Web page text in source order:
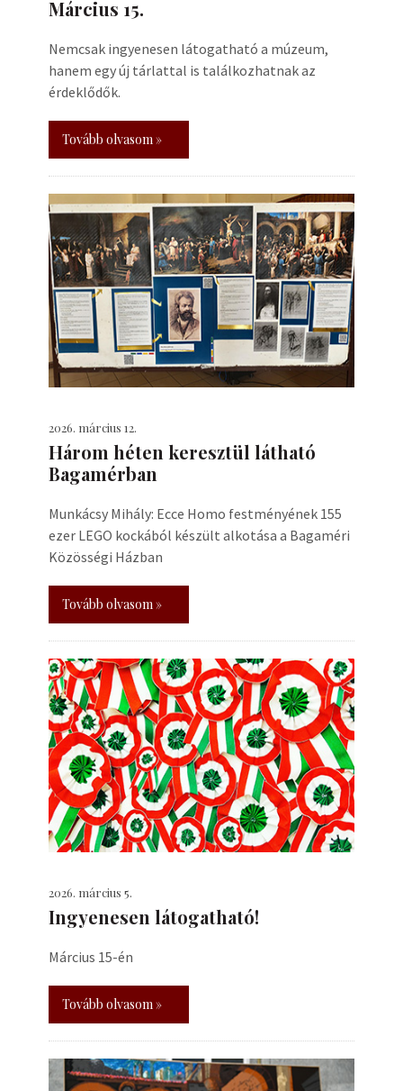
Március 15.
Nemcsak ingyenesen látogatható a múzeum,
hanem egy új tárlattal is találkozhatnak az
érdeklődők.
Tovább olvasom »
2026. március 12.
Három héten keresztül látható
Bagamérban
Munkácsy Mihály: Ecce Homo festményének 155
ezer LEGO kockából készült alkotása a Bagaméri
Közösségi Házban
Tovább olvasom »
2026. március 5.
Ingyenesen látogatható!
Március 15-én
Tovább olvasom »